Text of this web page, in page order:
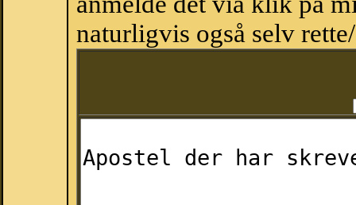
naturligvis også selv